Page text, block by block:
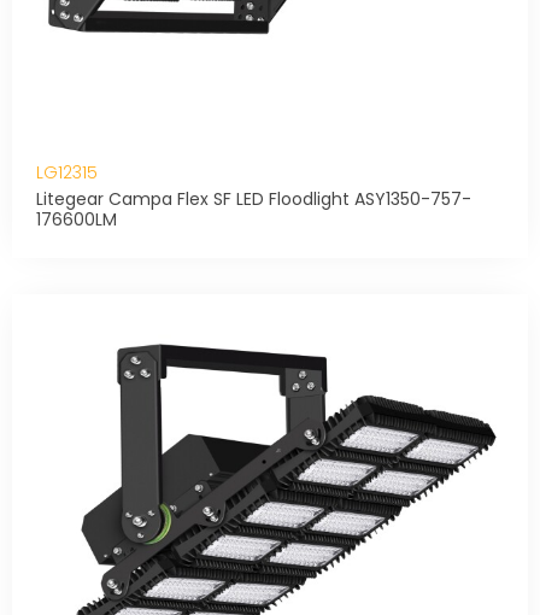
LG12315
Litegear Campa Flex SF LED Floodlight ASY1350-757-
176600LM